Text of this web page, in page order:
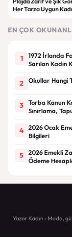
Her Tarza Uygun
EN ÇOK
1
1972 İrlanda
Sarılan Kadın
2 Okullar Hangi
3
Torba Kanun
Sınırlama,
4
2026 Ocak
Bilgileri
5
2026 Emekli
Ödeme
Yazar Kadın - Moda,